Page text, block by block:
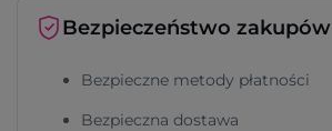
Bezpieczeństwo zakupów
Bezpieczne metody płatności
Bezpieczna dostawa